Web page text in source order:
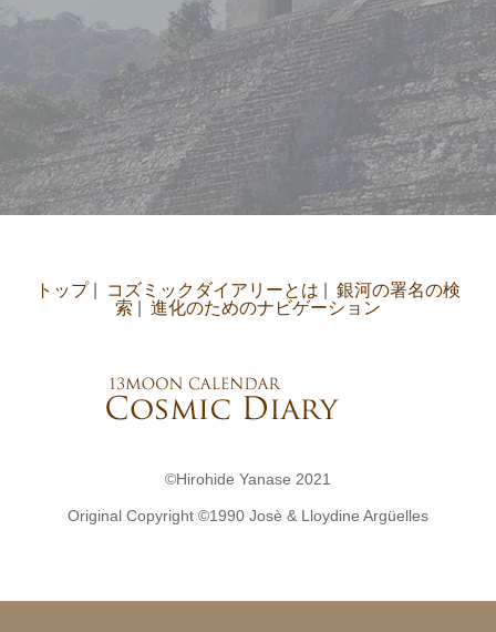
トップ| コズミックダイアリーとは
銀河の署名の検
索
進化のためのナビゲーション
©Hirohide Yanase 2021
Original Copyright ©︎1990 Josè & Lloydine Argüelles